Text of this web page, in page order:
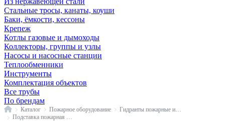
Стальные тросы, канаты, коуши
Баки, ёмкости, кессоны
Крепеж
Котлы газовые и дымоходы
Коллекторы, группы и узлы
Насосы и насосные станции
Теплообменники
Инструменты
Комплектация объектов
Все трубы
По брендам
ГлавнаяКаталог Пожарное оборудование
Подставка пожарная сталь ППФО Энергоконтроль